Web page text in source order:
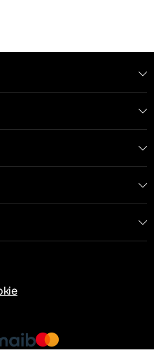
аудио-видео
со стандартом